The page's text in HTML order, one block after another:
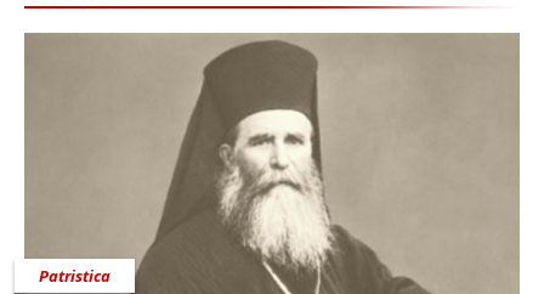
Patristica